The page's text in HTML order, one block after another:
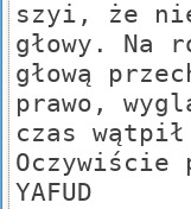
szyi, że nie
głowy. Na
głową
prawo,
czas
Oczywiście
YAFUD